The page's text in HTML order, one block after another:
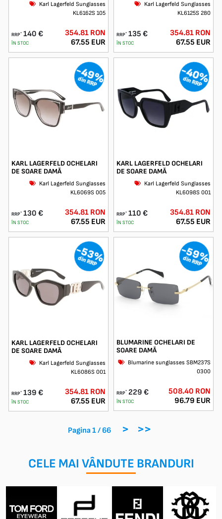
Karl Lagerfeld Sunglasses
KL6162S 105
RRP* 140 €
ÎN STOC
354.81 RON
67.55 EUR
Karl Lagerfeld Sunglasses
KL6125S 280
RRP* 135 €
ÎN STOC
354.81 RON
67.55 EUR
-49%
din RRP
KARL LAGERFELD OCHELARI
DE SOARE DAMĂ
Karl Lagerfeld Sunglasses
KL6069S 005
RRP* 130 €
ÎN STOC
354.81 RON
67.55 EUR
-40%
din RRP
KARL LAGERFELD OCHELARI
DE SOARE DAMĂ
Karl Lagerfeld Sunglasses
KL6098S 001
RRP* 110 €
ÎN STOC
354.81 RON
67.55 EUR
-53%
din RRP
KARL LAGERFELD OCHELARI
DE SOARE DAMĂ
Karl Lagerfeld Sunglasses
KL6086S 001
RRP* 139 €
ÎN STOC
354.81 RON
67.55 EUR
-59%
din RRP
BLUMARINE OCHELARI DE
SOARE DAMĂ
Blumarine sunglasses SBM237S
0300
RRP* 229 €
ÎN STOC
508.40 RON
96.79 EUR
Pagina 1 / 66 > >>
CELE MAI VÂNDUTE BRANDURI